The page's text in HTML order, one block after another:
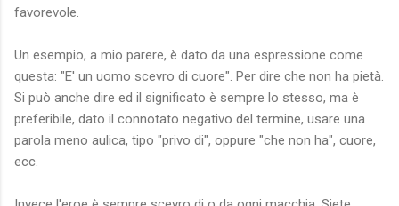
favorevole.
Un esempio, a mio parere, è dato da una espressione come
questa: "E' un uomo scevro di cuore". Per dire che non ha pietà.
Si può anche dire ed il significato è sempre lo stesso, ma è
preferibile, dato il connotato negativo del termine, usare una
parola meno aulica, tipo "privo di", oppure "che non ha", cuore,
ecc.